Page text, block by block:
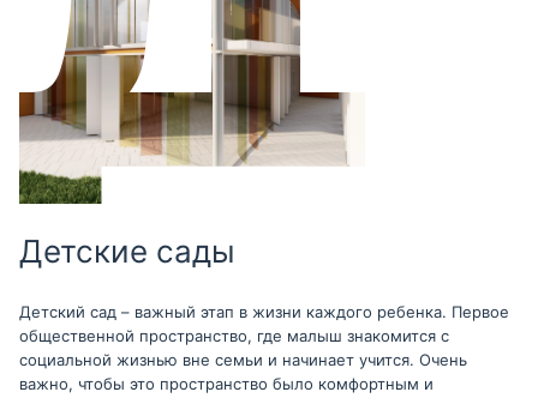
Детские сады
Детский сад – важный этап в жизни каждого ребенка. Первое
общественной пространство, где малыш знакомится с
социальной жизнью вне семьи и начинает учится. Очень
важно, чтобы это пространство было комфортным и